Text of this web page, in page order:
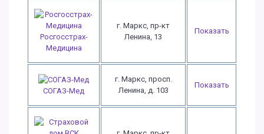
Росгосстрах-
Медицина
г. Маркс, пр-кт
Ленина, 13
Показать
СОГАЗ-Мед
г. Маркс, просп.
Ленина, д. 103
Показать